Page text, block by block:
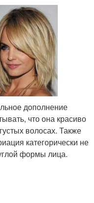
на короткие волосы
Короткие волосы
с удлиненной
челкой
дополнение
что она красиво
волосах. Также
категорически не
формы лица.